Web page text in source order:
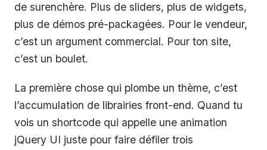
de surenchère. Plus de sliders, plus de widgets,
plus de démos pré-packagées. Pour le vendeur,
c’est un argument commercial. Pour ton site,
c’est un boulet.
La première chose qui plombe un thème, c’est
l’accumulation de librairies front-end. Quand tu
vois un shortcode qui appelle une animation
jQuery UI juste pour faire défiler trois